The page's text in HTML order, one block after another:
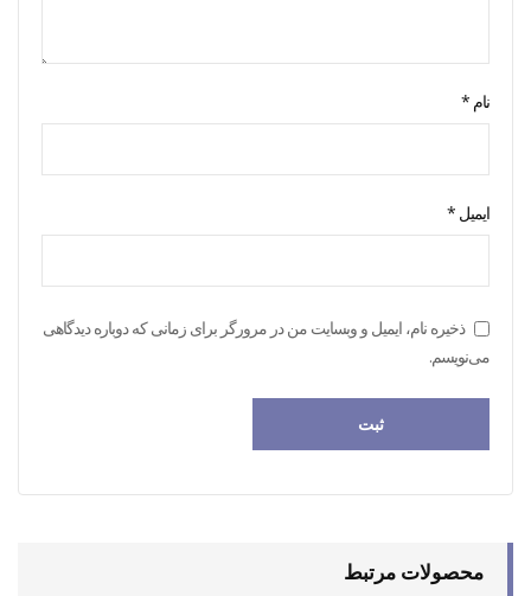
نام *
ایمیل *
ذخیره نام، ایمیل و وبسایت من در مرورگر برای زمانی که دوباره دیدگاهی
می‌نویسم.
محصولات مرتبط